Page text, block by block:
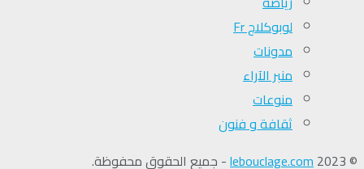
لوبوكلاج Fr
مدونات
منبر الآراء
منوعات
ثقافة و فنون
© 2023
lebouclage.com- جميع الحقوق محفوظة.